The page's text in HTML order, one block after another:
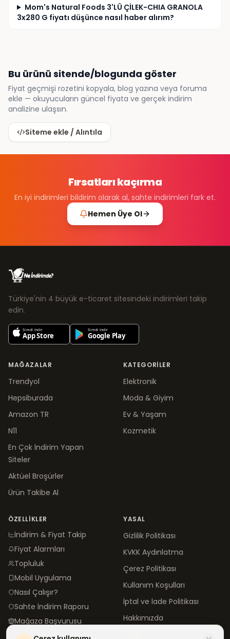
Mom's Natural Foods 3'LÜ ÇİLEK-CHIA GRANOLA
3x280 G fiyatı düşünce nasıl haber alırım?
Bu ürünü sitende/blogunda göster
Fiyat geçmişi rozetini kopyala, blog yazına veya foruma
ekle — okuyucuların güncel fiyata ve gerçek indirim
analizine ulaşsın.
Siteme ekle / Alıntıla
Fırsatları kaçırma
En iyi indirimleri bildirim olarak al, sahte indirimleri fark et.
Hemen Üye Ol
Türkiye'nin 4 büyük e-ticaret sitesindeki indirimleri takip
edin.
MAĞAZALAR
Trendyol
Hepsiburada
Amazon TR
N11
En Çok İndirim Yapan
Siteler
Aktüel Broşürler
Ürün Takibe Al
KATEGORILER
Elektronik
Moda & Giyim
Ev & Yaşam
Kozmetik
ÖZELLIKLER
İndirim & Fiyat Takip
Fiyat Alarmları
Topluluk
Mobil Uygulama
Nasıl Çalışır?
Sahte İndirim Raporu
Mağaza Başvurusu
YASAL
Gizlilik Politikası
KVKK Aydınlatma
Çerez Politikası
Kullanım Koşulları
İptal ve İade Politikası
Hakkımızda